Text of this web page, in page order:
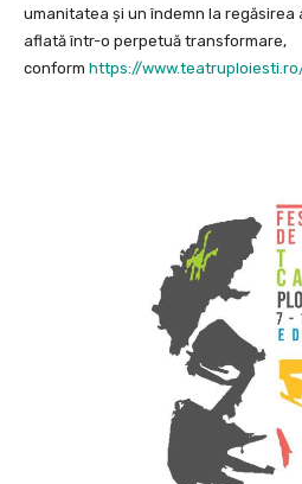
umanitatea și un îndemn la
aflată într-o perpetuă transformare,
conform https://